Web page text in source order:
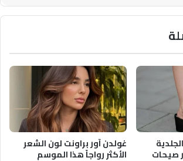
صيحات
غولدن آور براونت لون الشعر
الأكثر رواجاً هذا الموسم